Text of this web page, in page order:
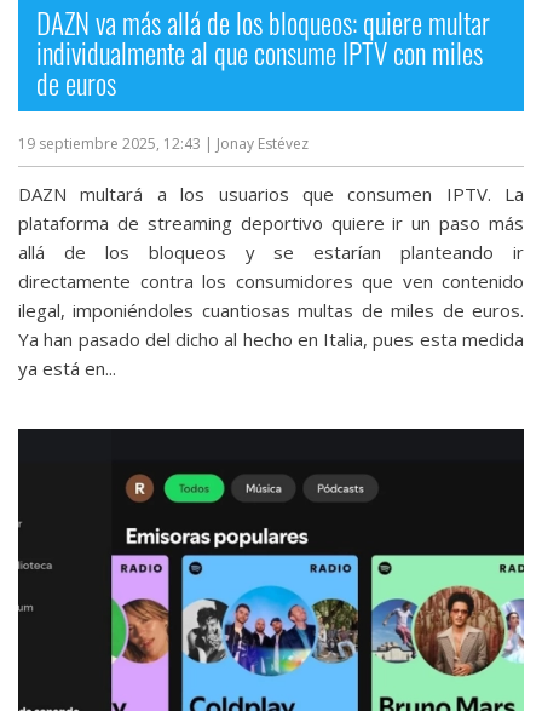
DAZN va más allá de los bloqueos: quiere multar
individualmente al que consume IPTV con miles
de euros
19 septiembre 2025, 12:43 | Jonay Estévez
DAZN multará a los usuarios que consumen IPTV. La
plataforma de streaming deportivo quiere ir un paso más
allá de los bloqueos y se estarían planteando ir
directamente contra los consumidores que ven contenido
ilegal, imponiéndoles cuantiosas multas de miles de euros.
Ya han pasado del dicho al hecho en Italia, pues esta medida
ya está en...